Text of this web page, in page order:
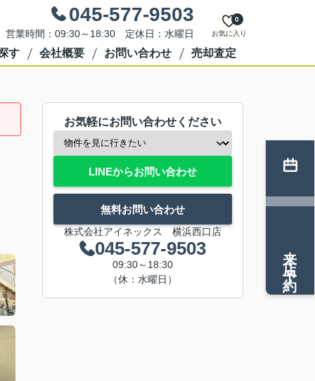
045-577-9503
営業時間：09:30～18:30 定休日：水曜日 お気に入り
0
す 会社概要 お問い合わせ 売却査定
お気軽にお問い合わせください
LINEからお問い合わせ
無料お問い合わせ
株式会社アイネックス 横浜西口店
045-577-9503
09:30～18:30
（休：水曜日）
来店予約